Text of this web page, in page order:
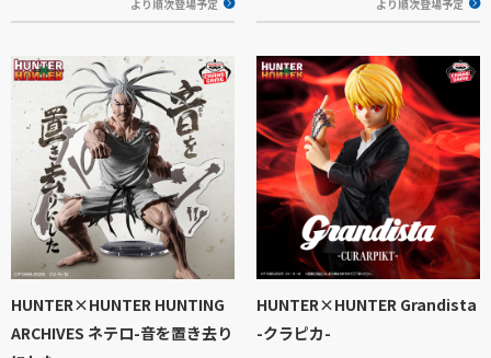
より順次登場予定 より順次登場予定
HUNTER×HUNTER HUNTING
ARCHIVES ネテロ-音を置き去り
HUNTER×HUNTER Grandista
-クラピカ-